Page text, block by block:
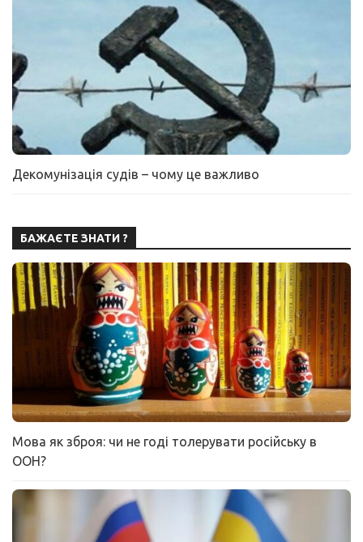
Декомунізація судів – чому це важливо
БАЖАЄТЕ ЗНАТИ ?
Мова як зброя: чи не годі толерувати російську в
ООН?